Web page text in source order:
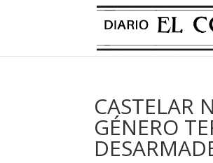
CASTELAR
GÉNERO